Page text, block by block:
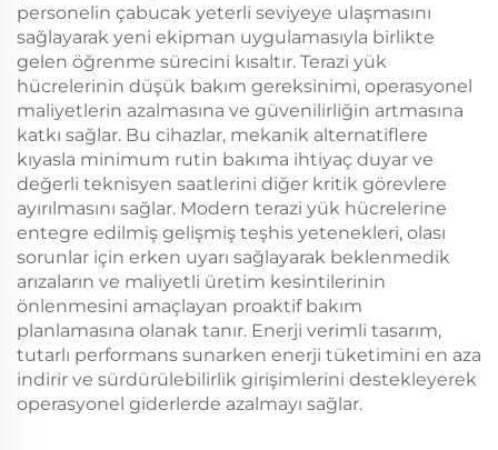
personelin çabucak yeterli seviyeye ulaşmasını
sağlayarak yeni ekipman uygulamasıyla birlikte
gelen öğrenme sürecini kısaltır. Terazi yük
hücrelerinin düşük bakım gereksinimi, operasyonel
maliyetlerin azalmasına ve güvenilirliğin artmasına
katkı sağlar. Bu cihazlar, mekanik alternatiflere
kıyasla minimum rutin bakıma ihtiyaç duyar ve
değerli teknisyen saatlerini diğer kritik görevlere
ayırılmasını sağlar. Modern terazi yük hücrelerine
entegre edilmiş gelişmiş teşhis yetenekleri, olası
sorunlar için erken uyarı sağlayarak beklenmedik
arızaların ve maliyetli üretim kesintilerinin
önlenmesini amaçlayan proaktif bakım
planlamasına olanak tanır. Enerji verimli tasarım,
tutarlı performans sunarken enerji tüketimini en aza
indirir ve sürdürülebilirlik girişimlerini destekleyerek
operasyonel giderlerde azalmayı sağlar.